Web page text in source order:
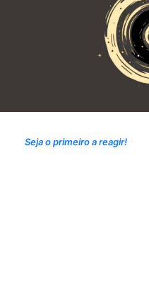
Seja o primeiro a reagir!